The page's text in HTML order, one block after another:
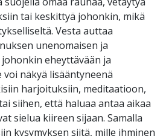
tai keskittyä johonkin, mikä
Vesta auttaa
unenomaisen ja
eheyttävään ja
näkyä lisääntyneenä
harjoituksiin, meditaatioon,
siihen, että haluaa antaa aikaa
sielua kiireen sijaan. Samalla
kysymyksen siitä, mille ihminen